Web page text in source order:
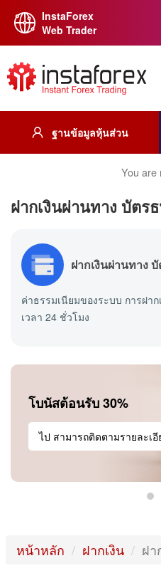
InstaForex
Web Trader
ฐานข้อมูลหุ้นส่วน
You are
ฝากเงินผ่านทาง บัตร
ฝากเงินผ่านทาง
ค่าธรรมเนียมของระบบ การฝา
เวลา 24 ชั่วโมง
โบนัสต้อนรับ 30%
ไป สามารถติดตามรายละเ
หน้าหลัก ฝากเงิน ฝา